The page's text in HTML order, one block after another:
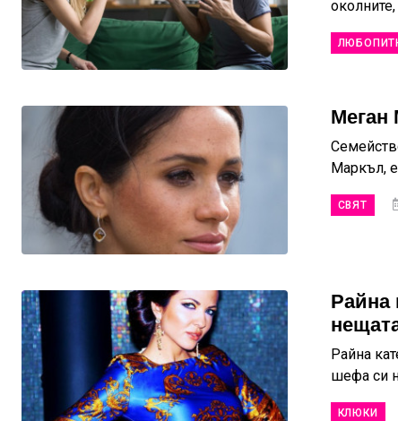
Меган
Маркъл,
СВЯТ
Райна
Райна
шефа си
КЛЮКИ